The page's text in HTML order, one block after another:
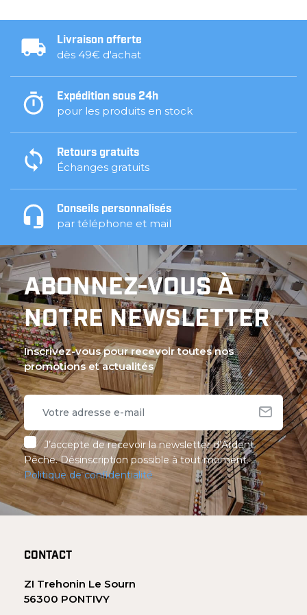
Livraison offerte
dès 49€ d'achat
Expédition sous 24h
pour les produits en stock
Retours gratuits
Échanges gratuits
Conseils personnalisés
par téléphone et mail
ABONNEZ-VOUS À
NOTRE NEWSLETTER
Inscrivez-vous pour recevoir toutes nos
promotions et actualités
J’accepte de recevoir la newsletter d’Ardent
Pêche. Désinscription possible à tout moment.
Politique de confidentialité
CONTACT
ZI Trehonin Le Sourn
56300 PONTIVY